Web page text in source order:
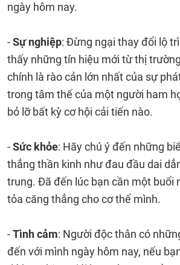
ngày hôm nay.
-Sự nghiệp: Đừng ngại thay đổi lộ
thấy những tín hiệu mới từ thị
chính là rào cản lớn nhất của sự
trong tâm thế của một người ham
bỏ lỡ bất kỳ cơ hội cải tiến nào.
-Sức khỏe: Hãy chú ý đến những
thẳng thần kinh như đau đầu dai
trung. Đã đến lúc bạn cần một buổi
tỏa căng thẳng cho cơ thể mình.
-Tình cảm: Người độc thân có
đến với mình ngày hôm nay, nếu